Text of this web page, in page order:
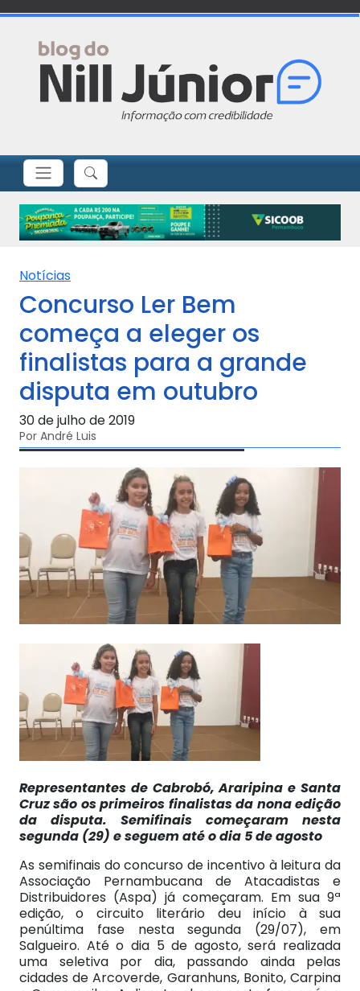
Notícias
Concurso Ler Bem
começa a eleger os
finalistas para a grande
disputa em outubro
30 de julho de 2019
Por André Luis
Representantes de Cabrobó, Araripina e Santa
Cruz são os primeiros finalistas da nona edição
da disputa. Semifinais começaram nesta
segunda (29) e seguem até o dia 5 de agosto
As semifinais do concurso de incentivo à leitura da
Associação Pernambucana de Atacadistas e
Distribuidores (Aspa) já começaram. Em sua 9ª
edição, o circuito literário deu início à sua
penúltima fase nesta segunda (29/07), em
Salgueiro. Até o dia 5 de agosto, será realizada
uma seletiva por dia, passando ainda pelas
cidades de Arcoverde, Garanhuns, Bonito, Carpina